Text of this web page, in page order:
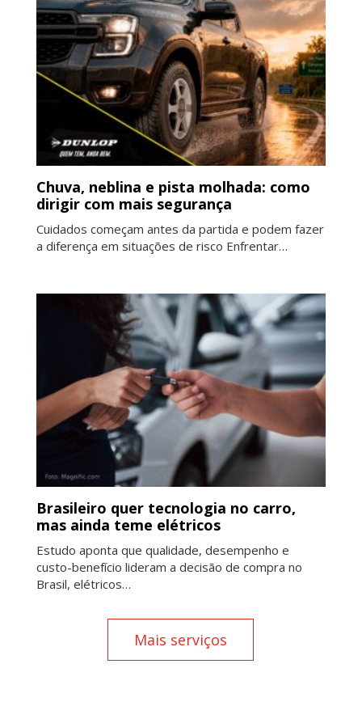
Chuva, neblina e pista molhada: como
dirigir com mais segurança
Cuidados começam antes da partida e podem fazer
a diferença em situações de risco Enfrentar…
Brasileiro quer tecnologia no carro,
mas ainda teme elétricos
Estudo aponta que qualidade, desempenho e
custo-benefício lideram a decisão de compra no
Brasil, elétricos…
Mais serviços